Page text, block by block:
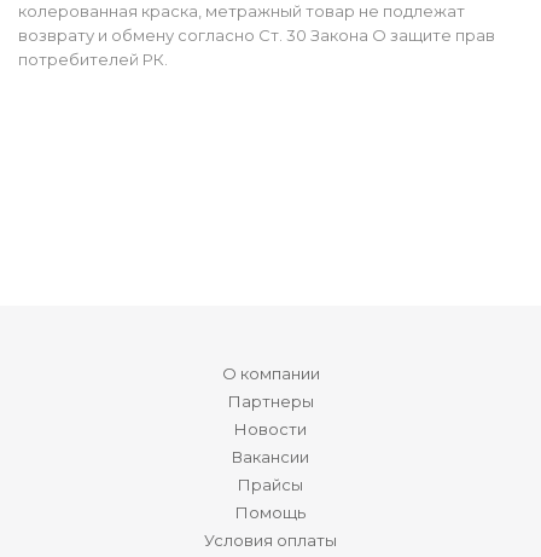
колерованная краска, метражный товар не подлежат
возврату и обмену согласно Ст. 30 Закона О защите прав
потребителей РК.
О компании
Партнеры
Новости
Вакансии
Прайсы
Помощь
Условия оплаты